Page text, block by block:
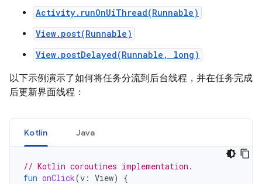
Activity.runOnUiThread(Runnable)
View.post(Runnable)
View.postDelayed(Runnable, long)
以下示例演示了如何将任务分流到后台线程，并在任务完成
后更新界面线程：
Kotlin Java
// Kotlin coroutines implementation.
fun onClick(v : View) {